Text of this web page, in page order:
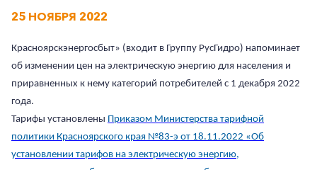
25 НОЯБРЯ 2022
Красноярскэнергосбыт» (входит в Группу РусГидро) напоминает
об изменении цен на электрическую энергию для населения и
приравненных к нему категорий потребителей с 1 декабря 2022
года.
Тарифы установлены Приказом Министерства тарифной
политики Красноярского края №83-э от 18.11.2022 «Об
установлении тарифов на электрическую энергию,